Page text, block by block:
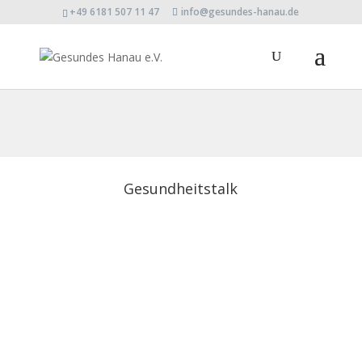
+49 6181 507 11 47 info@gesundes-hanau.de
Gesundheitstalk